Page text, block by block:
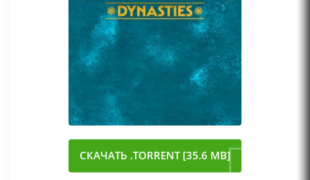
СКАЧАТЬ .TORRENT [35.6 MB]